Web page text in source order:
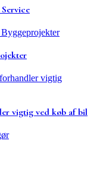
vigtig ved køb af bil